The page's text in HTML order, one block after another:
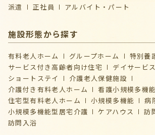
派遣 正社員 アルバイト・パート
施設形態から探す
有料老人ホーム グループホーム
特別養
サービス付き高齢者向け住宅
デイサービス
ショートステイ
介護⽼⼈保健施設
介護付き有料老人ホーム
看護小規模多機能
住宅型有料老人ホーム
小規模多機能 病
⼩規模多機能型居宅介護
ケアハウス
訪
訪問入浴